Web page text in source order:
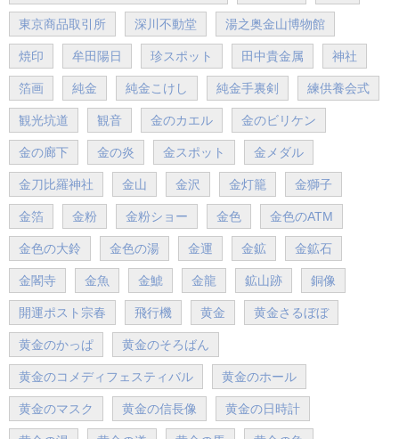
東京商品取引所 深川不動堂 湯之奥金山博物館
焼印 牟田陽日 珍スポット 田中貴金属 神社
箔画 純金 純金こけし 純金手裏剣 練供養会式
観光坑道 観音 金のカエル 金のビリケン
金の廊下 金の炎 金スポット 金メダル
金刀比羅神社 金山 金沢 金灯籠 金獅子
金箔 金粉 金粉ショー 金色 金色のATM
金色の大鈴 金色の湯 金運 金鉱 金鉱石
金閣寺 金魚 金鯱 金龍 鉱山跡 銅像
開運ポスト宗春 飛行機 黄金 黄金さるぼぼ
黄金のかっぱ 黄金のそろばん
黄金のコメディフェスティバル 黄金のホール
黄金のマスク 黄金の信長像 黄金の日時計